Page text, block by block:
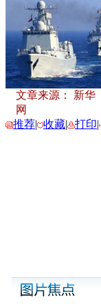
文章来源： 新华
网
推荐| 收藏| 打印|